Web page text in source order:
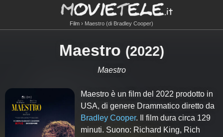
Film Maestro (di Bradley Cooper)
Maestro (2022)
Maestro
Maestro è un film del 2022 prodotto in
USA, di genere Drammatico diretto da
Bradley Cooper. Il film dura circa 129
minuti. Suono: Richard King, Rich